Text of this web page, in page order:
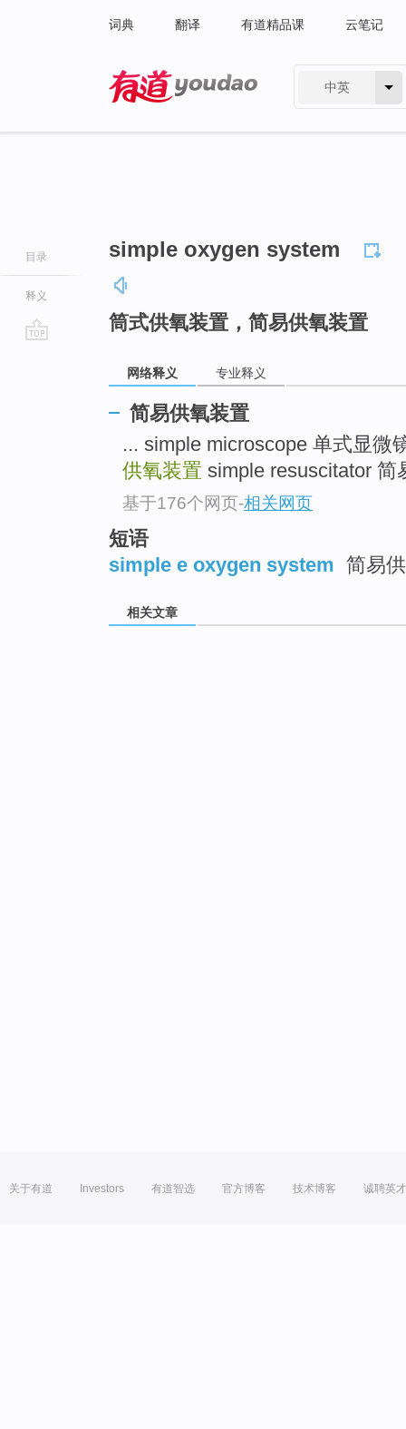
词典 翻译 有道精品课 云笔记
中英
目录
释义
simple oxygen system
筒式供氧装置，简易供氧装置
网络释义 专业释义
简易供氧装置
... simple microscope 单式显微
供氧装置 simple resuscitator 简
基于176个网页-相关网页
短语
simple e oxygen system 简易
相关文章
关于有道 Investors 有道智选 官方博客 技术博客 诚聘英才